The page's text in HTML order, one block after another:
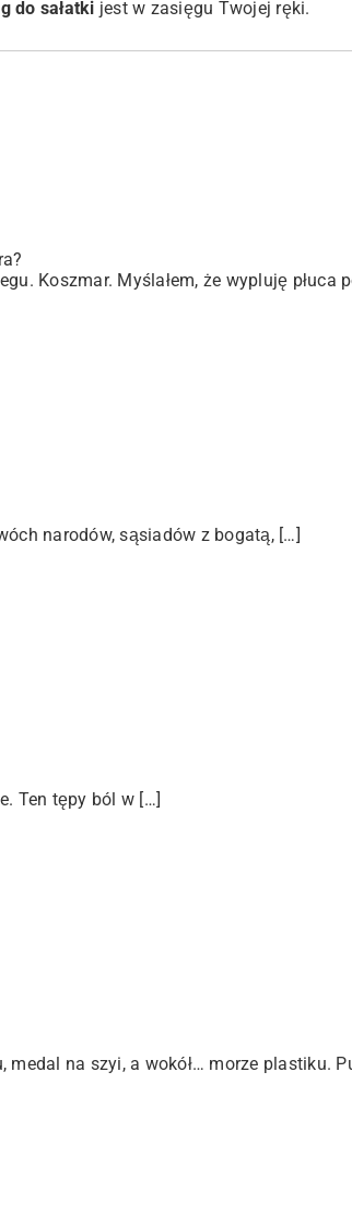
do sałatki jest w zasięgu Twojej ręki.
Koszmar. Myślałem, że wypluję płuca
narodów, sąsiadów z bogatą, […]
Ten tępy ból w […]
na szyi, a wokół… morze plastiku.